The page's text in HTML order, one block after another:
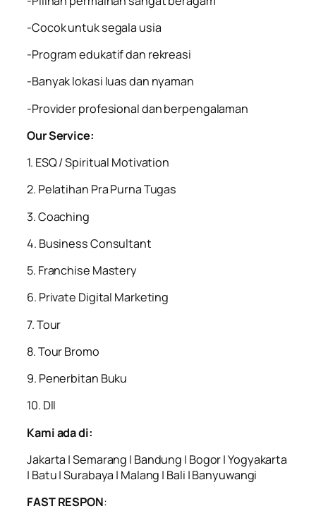
-Cocok untuk segala usia
-Program edukatif dan rekreasi
-Banyak lokasi luas dan nyaman
-Provider profesional dan berpengalaman
Our Service:
1. ESQ / Spiritual Motivation
2. Pelatihan Pra Purna Tugas
3. Coaching
4. Business Consultant
5. Franchise Mastery
6. Private Digital Marketing
7. Tour
8. Tour Bromo
9. Penerbitan Buku
10. Dll
Kami ada di:
Jakarta | Semarang | Bandung | Bogor | Yogyakarta
| Batu | Surabaya | Malang | Bali | Banyuwangi
FAST RESPON: